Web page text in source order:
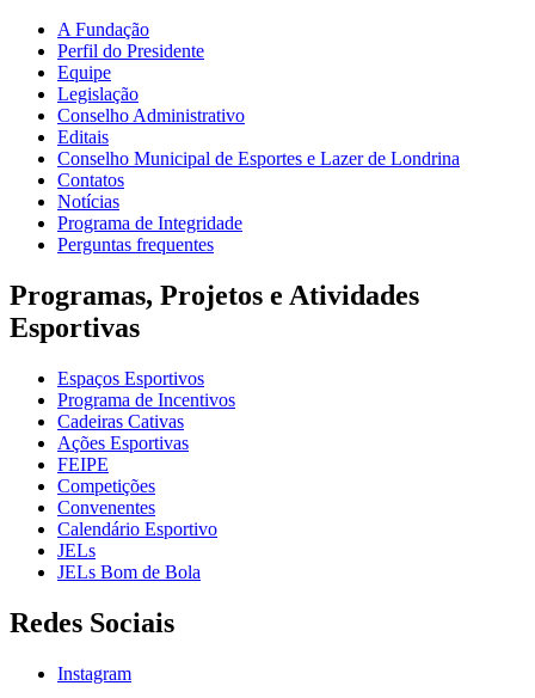
A Fundação
Perfil do Presidente
Equipe
Legislação
Conselho Administrativo
Editais
Conselho Municipal de Esportes e Lazer de Londrina
Contatos
Notícias
Programa de Integridade
Perguntas frequentes
Programas, Projetos e Atividades
Esportivas
Espaços Esportivos
Programa de Incentivos
Cadeiras Cativas
Ações Esportivas
FEIPE
Competições
Convenentes
Calendário Esportivo
JELs
JELs Bom de Bola
Redes Sociais
Instagram